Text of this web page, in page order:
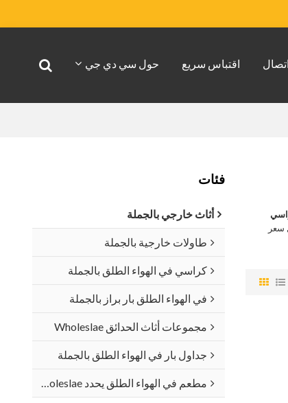
اتصال اقتباس سريع حول سي دي جي
فئات
أثاث خارجي بالجملة
طاولات خارجية بالجملة
كراسي في الهواء الطلق بالجملة
في الهواء الطلق بار براز بالجملة
مجموعات أثاث الحدائق Wholeslae
جداول بار في الهواء الطلق بالجملة
مطعم في الهواء الطلق يحدد Wholeslae
سعر